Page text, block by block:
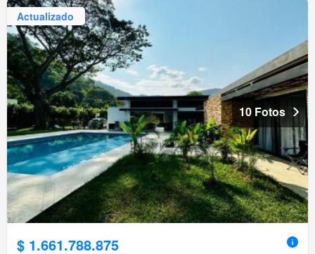
Actualizado
10 Fotos
$ 1.661.788.875